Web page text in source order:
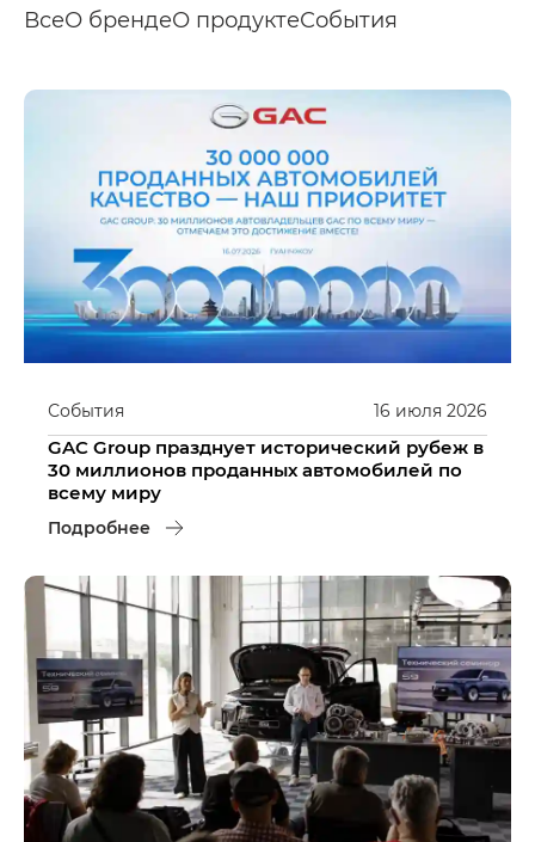
ВсеО брендеО продуктеСобытия
16 июля 2026
События
GAC Group празднует исторический рубеж в
30 миллионов проданных автомобилей по
всему миру
Подробнее